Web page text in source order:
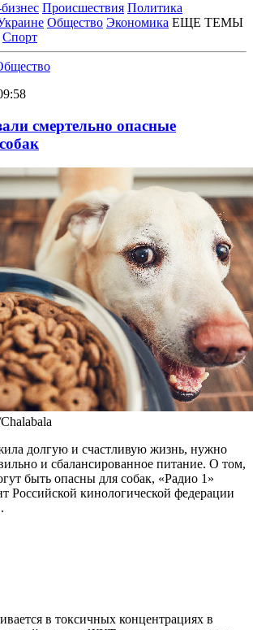
Происшествия Политика
Общество Экономика ЕЩЕ ТЕМЫ
Спорт
смертельно опасные
долгую и счастливую жизнь, нужно
и сбалансированное питание. О том,
быть опасны для собак, «Радио 1»
Российской кинологической федерации
в токсичных концентрациях в